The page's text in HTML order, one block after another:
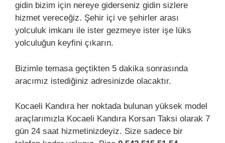
gidin bizim için nereye giderseniz gidin sizlere
hizmet vereceğiz. Şehir içi ve şehirler arası
yolculuk imkanı ile ister gezmeye ister işe lüks
yolculuğun keyfini çıkarın.
Bizimle temasa geçtikten 5 dakika sonrasında
aracımız istediğiniz adresinizde olacaktır.
Kocaeli Kandıra her noktada bulunan yüksek model
araçlarımızla Kocaeli Kandıra Korsan Taksi olarak 7
gün 24 saat hizmetinizdeyiz. Size sadece bir